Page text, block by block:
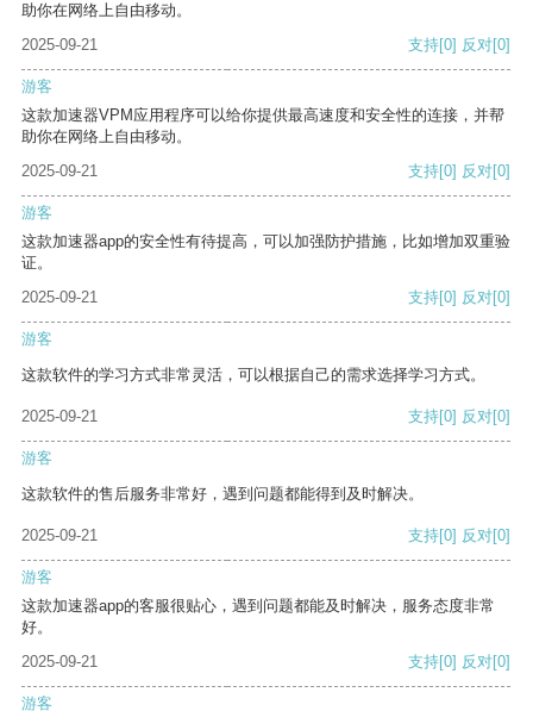
助你在网络上自由移动。
2025-09-21
支持[0] 反对[0]
游客
这款加速器VPM应用程序可以给你提供最高速度和安全性的连接，并帮
助你在网络上自由移动。
2025-09-21
支持[0] 反对[0]
游客
这款加速器app的安全性有待提高，可以加强防护措施，比如增加双重验
证。
2025-09-21
支持[0] 反对[0]
游客
这款软件的学习方式非常灵活，可以根据自己的需求选择学习方式。
2025-09-21 支持[0] 反对[0]
游客
这款软件的售后服务非常好，遇到问题都能得到及时解决。
2025-09-21 支持[0] 反对[0]
游客
这款加速器app的客服很贴心，遇到问题都能及时解决，服务态度非常
好。
2025-09-21
支持[0] 反对[0]
游客